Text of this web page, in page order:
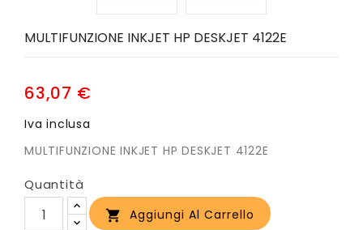
MULTIFUNZIONE INKJET HP DESKJET 4122E
63,07 €
Iva inclusa
MULTIFUNZIONE INKJET HP DESKJET 4122E
Quantità
 Aggiungi Al Carrello